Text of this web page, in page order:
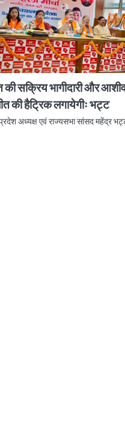
की सक्रिय भागीदारी और
की हैट्रिक लगायेगीः भट्ट
अध्यक्ष एवं राज्यसभा सांसद महेंद्र